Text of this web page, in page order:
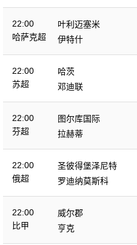
尔加
22:00
哈萨克超
叶利迈塞米
伊特什
22:00
苏超
哈茨
邓迪联
22:00
芬超
图尔库国际
拉赫蒂
22:00
俄超
圣彼得堡泽尼特
罗迪纳莫斯科
22:00
比甲
威尔郡
亨克